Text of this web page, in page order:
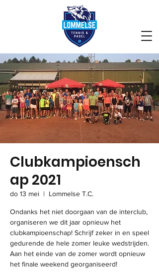
Clubkampioensch
ap 2021
do 13 mei
  |
Lommelse T.C.
Ondanks het niet doorgaan van de interclub,
organiseren we dit jaar opnieuw het
clubkampioenschap! Schrijf zeker in en speel
gedurende de hele zomer leuke wedstrijden.
Aan het einde van de zomer wordt opnieuw
het finale weekend georganiseerd!